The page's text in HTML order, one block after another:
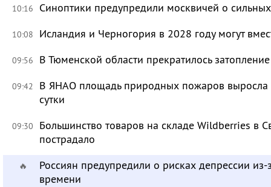
10:16 Синоптики предупредили москвичей о
10:08 Исландия и Черногория в 2028 году могут
09:56 В Тюменской области прекратилось
09:42
В ЯНАО площадь природных пожаров выросла
сутки
09:30
Большинство товаров на складе Wildberries в
пострадало
🔥
Россиян предупредили о рисках депрессии из-
времени